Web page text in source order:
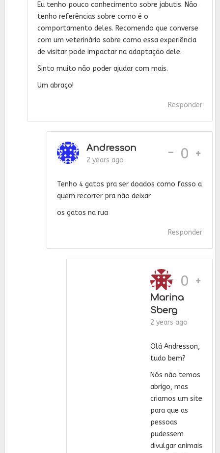
Eu tenho pouco conhecimento sobre jabutis. Não
tenho referências sobre como é o
comportamento deles. Recomendo que converse
com um veterinário sobre como essa experiência
de visitar pode impactar na adaptação dele.
Sinto muito não poder ajudar com mais.
Um abraço!
Responder
Andresson
2 years ago - 0
Tenho 4 gatos pra ser doados como fasso a
quem recorrer pra não deixar
os gatos na rua
Responder
Marina
Sberg
2 years ago
- 0
Olá Andresson,
tudo bem?
Nós não temos
abrigo, mas
criamos um site
para que as
pessoas
pudessem
divulgar animais